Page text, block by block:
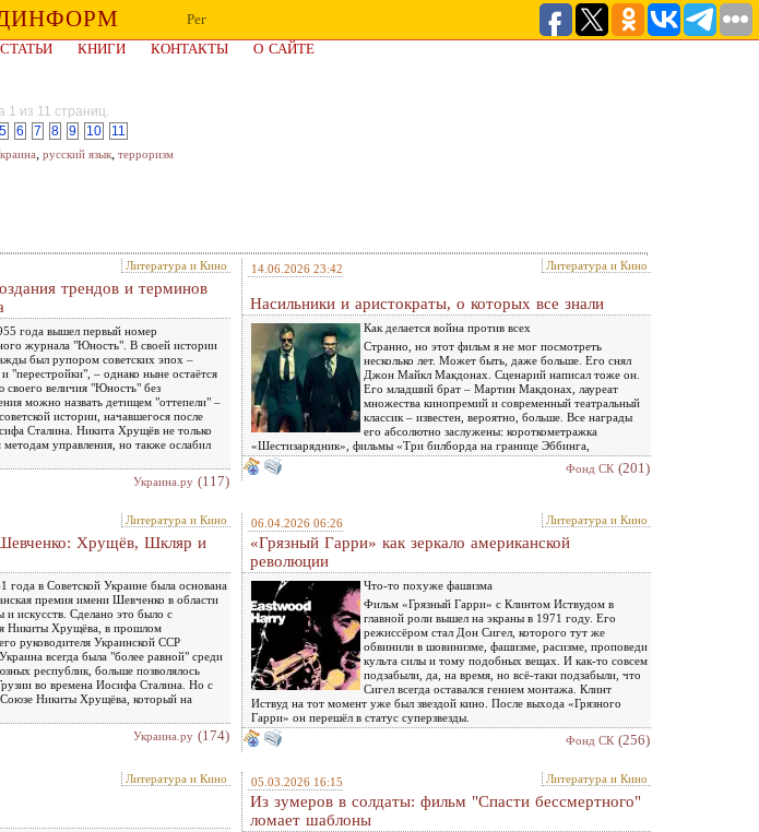
Рег
СТАТЬИ КНИГИ КОНТАКТЫ
О САЙТЕ
1 из 11 страниц.
5 6 7 8 9 10 11
, русский язык, терроризм
Литература и Кино
трендов и терминов
года вышел первый номер
журнала "Юность". В своей истории
был рупором советских эпох –
"перестройки", – однако ныне остаётся
своего величия "Юность" без
можно назвать детищем "оттепели" –
истории, начавшегося после
Сталина. Никита Хрущёв не только
управления, но также ослабил
Украина.ру (117)
14.06.2026 23:42 Литература и Кино
Насильники и аристократы, о которых все знали
Как делается война против всех
Странно, но этот фильм я не мог посмотреть
несколько лет. Может быть, даже больше. Его снял
Джон Майкл Макдонах. Сценарий написал тоже он.
Его младший брат – Мартин Макдонах, лауреат
множества кинопремий и современный театральный
классик – известен, вероятно, больше. Все награды
его абсолютно заслужены: короткометражка
«Шестизарядник», фильмы «Три билборда на границе Эббинга,
Фонд СК (201)
Литература и Кино
Хрущёв, Шкляр и
года в Советской Украине была основана
премия имени Шевченко в области
и искусств. Сделано это было с
Никиты Хрущёва, в прошлом
руководителя Украинской ССР
всегда была "более равной" среди
республик, больше позволялось
во времена Иосифа Сталина. Но с
Никиты Хрущёва, который на
Украина.ру (174)
06.04.2026 06:26 Литература и Кино
«Грязный Гарри» как зеркало американской
революции
Что-то похуже фашизма
Фильм «Грязный Гарри» с Клинтом Иствудом в
главной роли вышел на экраны в 1971 году. Его
режиссёром стал Дон Сигел, которого тут же
обвинили в шовинизме, фашизме, расизме, проповеди
культа силы и тому подобных вещах. И как-то совсем
подзабыли, да, на время, но всё-таки подзабыли, что
Сигел всегда оставался гением монтажа. Клинт
Иствуд на тот момент уже был звездой кино. После выхода «Грязного
Гарри» он перешёл в статус суперзвезды.
Фонд СК (256)
Литература и Кино 05.03.2026 16:15 Литература и Кино
Из зумеров в солдаты: фильм "Спасти бессмертного"
ломает шаблоны